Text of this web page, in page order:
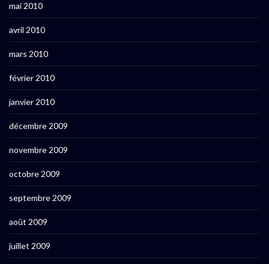
mai 2010
avril 2010
mars 2010
février 2010
janvier 2010
décembre 2009
novembre 2009
octobre 2009
septembre 2009
août 2009
juillet 2009